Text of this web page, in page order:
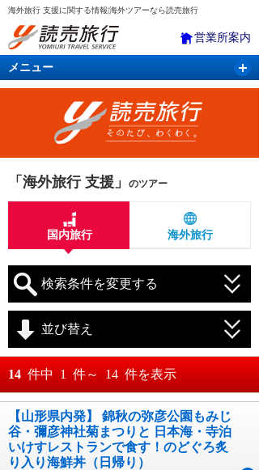
海外旅行 支援に関する情報|海外ツアーなら読売旅行
営業所案内
メニュー
国内旅行 バスツアー 海外旅行
「海外旅行 支援」 のツアー
国内旅行 海外旅行
検索条件を変更する
月 日～
月 日
並び替え
おすすめ順
料金が安い順
料金が高い順
14 件中 1 件～ 14 件を表示
【山形県内発】 錦秋の弥彦公園もみじ
谷・彌彦神社菊まつりと 日本海・寺泊
いけすレストランで食す！のどぐろ炙
り入り海鮮丼（日帰り）